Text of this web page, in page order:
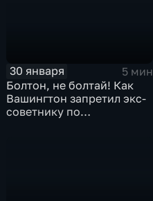
30 января
5 мин
Болтон, не болтай! Как
Вашингтон запретил экс-
советнику по